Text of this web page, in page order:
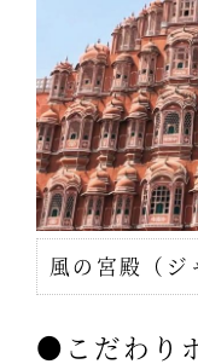
風の宮殿（ジ
●こだわり